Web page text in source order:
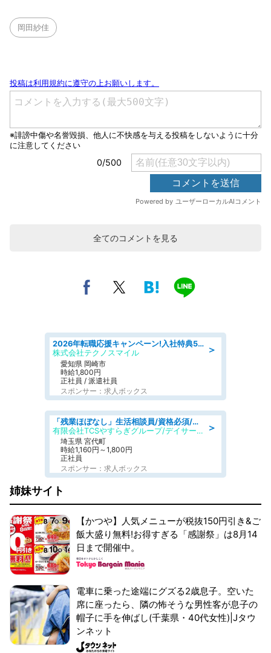
岡田紗佳
全てのコメントを見る
＞
2026年転職応援キャンペーン!入社特典58万円/デンソーで働こう!自動車工場で小型部品の検査業務 denso aichi
株式会社テクノスマイル
愛知県 岡崎市
時給1,800円
正社員 / 派遣社員
スポンサー：求人ボックス
＞
「残業ほぼなし」生活相談員/資格必須/正職員/日勤のみ/デイサービス
有限会社TCSやすらぎグループ/デイサービスやすらぎ
埼玉県 宮代町
時給1,160円～1,800円
正社員
スポンサー：求人ボックス
姉妹サイト
【かつや】人気メニューが税抜150円引き&ご
飯大盛り無料!お得すぎる「感謝祭」は8月14
日まで開催中。
電車に乗った途端にグズる2歳息子。空いた
席に座ったら、隣の怖そうな男性客が息子の
帽子に手を伸ばし(千葉県・40代女性)|Jタウ
ンネット